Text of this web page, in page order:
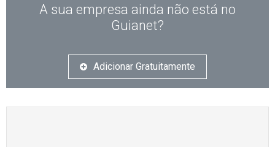
A sua empresa ainda não está no
Guianet?
Adicionar Gratuitamente